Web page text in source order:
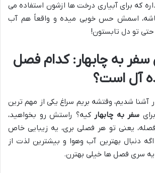
که برای آبیاری درخت ها ازشون استفاده می
اسمش حس خوبی میده و واقعاً هم آب
تو دل تابستون!
سفر به چابهار: کدام فصل
آل است؟
آشنا شدیم، وقتشه بریم سراغ یکی از مهم ترین
سفر به چابهار کیه؟ راستش رو بخواهید،
یعنی تو هر فصلی بری، یه زیبایی خاص
دنبال بهترین آب وهوا و بیشترین لذت از
سری فصل ها خیلی بهترن.